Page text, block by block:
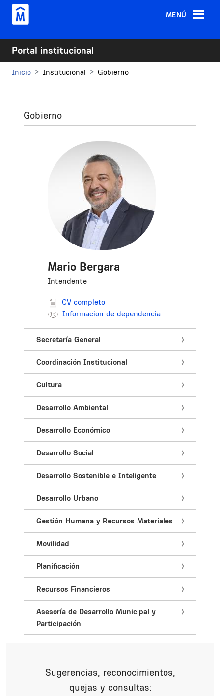
Pasar al contenido principal
MENÚ
Portal institucional
Inicio Institucional Gobierno
Gobierno
Mario Bergara
Intendente
CV completo
Informacion de dependencia
Secretaría General
Coordinación Institucional
Cultura
Desarrollo Ambiental
Desarrollo Económico
Desarrollo Social
Desarrollo Sostenible e Inteligente
Desarrollo Urbano
Gestión Humana y Recursos Materiales
Movilidad
Planificación
Recursos Financieros
Asesoría de Desarrollo Municipal y
Participación
Sugerencias, reconocimientos,
quejas y consultas: